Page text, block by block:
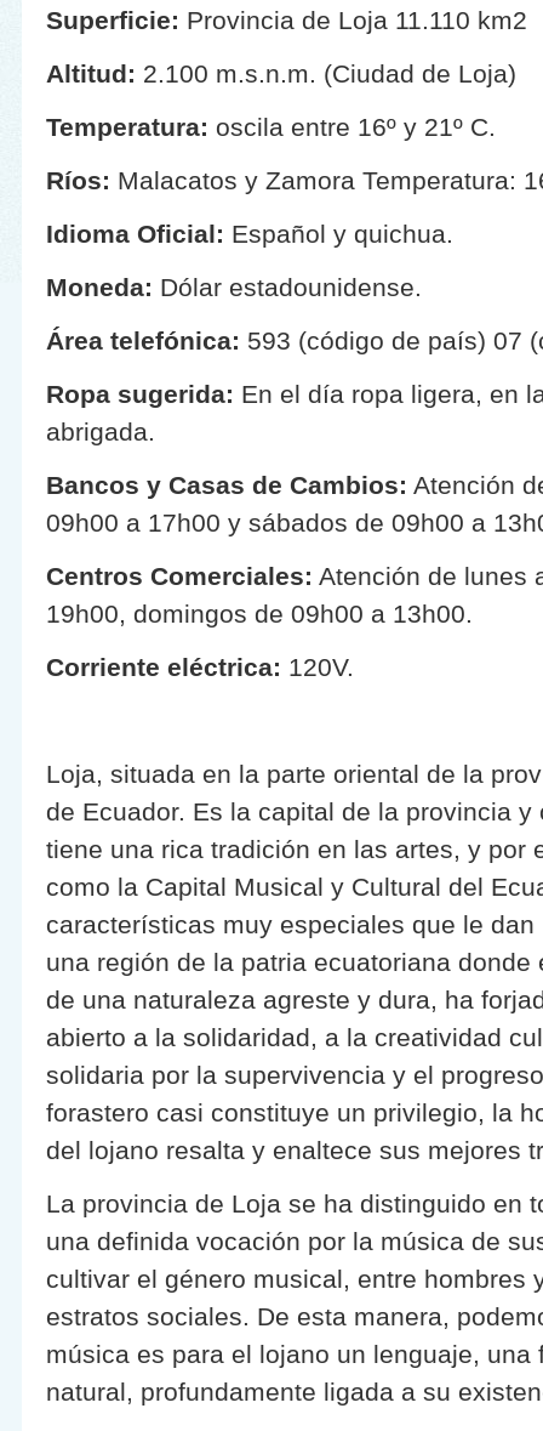
Superficie: Provincia de Loja 11.110 km2
Altitud: 2.100 m.s.n.m. (Ciudad de Loja)
Temperatura: oscila entre 16º y 21º C.
Ríos: Malacatos y Zamora Temperatura:
Idioma Oficial: Español y quichua.
Moneda: Dólar estadounidense.
Área telefónica: 593 (código de país) 07
Ropa sugerida: En el día ropa ligera, en
abrigada.
Bancos y Casas de Cambios: Atención
09h00 a 17h00 y sábados de 09h00 a
Centros Comerciales: Atención de lunes
19h00, domingos de 09h00 a 13h00.
Corriente eléctrica: 120V.
Loja, situada en la parte oriental de la
de Ecuador. Es la capital de la provincia y
tiene una rica tradición en las artes, y por
como la Capital Musical y Cultural del
características muy especiales que le
una región de la patria ecuatoriana donde
de una naturaleza agreste y dura, ha
abierto a la solidaridad, a la creatividad
solidaria por la supervivencia y el
forastero casi constituye un privilegio, la
del lojano resalta y enaltece sus mejores
La provincia de Loja se ha distinguido en
una definida vocación por la música de
cultivar el género musical, entre hombres
estratos sociales. De esta manera,
música es para el lojano un lenguaje, una
natural, profundamente ligada a su